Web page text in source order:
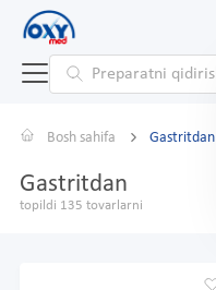
Bosh sahifa Gastritdan
Gastritdan
topildi 135 tovarlarni